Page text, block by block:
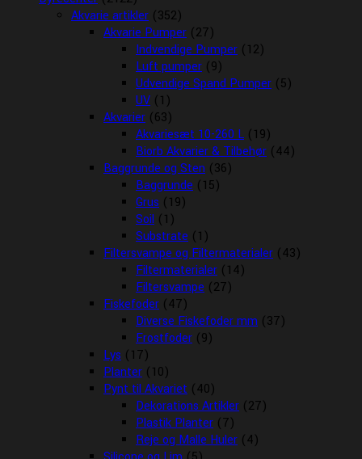
Akvarie artikler (352)
Akvarie Pumper (27)
Indvendige Pumper (12)
Luft pumper (9)
Udvendige Spand Pumper (5)
UV (1)
Akvarier (63)
Akvariesæt 10-260 L (19)
Biorb Akvarier & Tilbehør (44)
Baggrunde og Sten (36)
Baggrunde (15)
Grus (19)
Soil (1)
Substrate (1)
Filtersvampe og Filtermaterialer (43)
Filtermaterialer (14)
Filtersvampe (27)
Fiskefoder (47)
Diverse Fiskefoder mm (37)
Frostfoder (9)
Lys (17)
Planter (10)
Pynt til Akvariet (40)
Dekorations Artikler (27)
Plastik Planter (7)
Reje og Malle Huler (4)